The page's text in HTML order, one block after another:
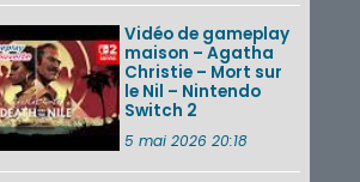
Vidéo de gameplay
maison – Agatha
Christie – Mort sur
le Nil – Nintendo
Switch 2
5 mai 2026 20:18